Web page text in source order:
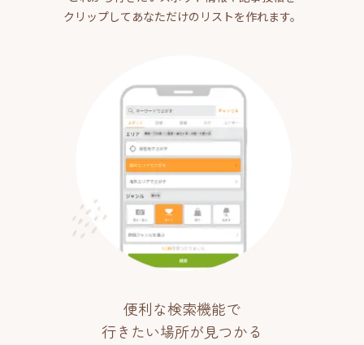
クリップしてあなただけのリストを作れます。
便利な検索機能で
行きたい場所が見つかる